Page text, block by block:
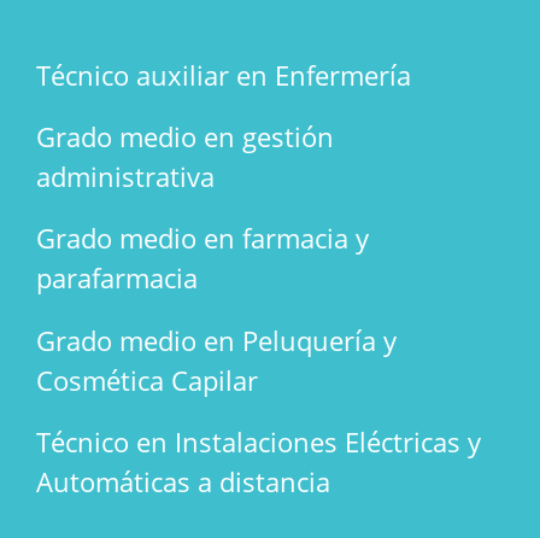
Técnico auxiliar en Enfermería
Grado medio en gestión
administrativa
Grado medio en farmacia y
parafarmacia
Grado medio en Peluquería y
Cosmética Capilar
Técnico en Instalaciones Eléctricas y
Automáticas a distancia